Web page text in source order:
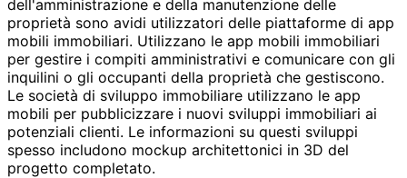
dell'amministrazione e della manutenzione delle
proprietà sono avidi utilizzatori delle piattaforme di app
mobili immobiliari. Utilizzano le app mobili immobiliari
per gestire i compiti amministrativi e comunicare con gli
inquilini o gli occupanti della proprietà che gestiscono.
Le società di sviluppo immobiliare utilizzano le app
mobili per pubblicizzare i nuovi sviluppi immobiliari ai
potenziali clienti. Le informazioni su questi sviluppi
spesso includono mockup architettonici in 3D del
progetto completato.